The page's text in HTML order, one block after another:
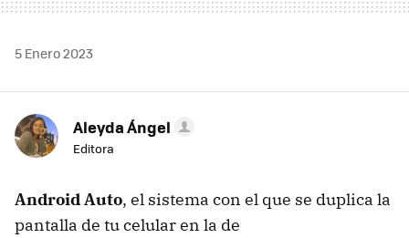
5 Enero 2023
Aleyda Ángel
Editora
Android Auto, el sistema con el que se duplica la
pantalla de tu celular en la de